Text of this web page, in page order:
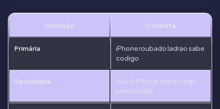
Intenção Consulta
Primária
iPhone roubado ladrao sabe
codigo
Secundária
roubo iPhone com codigo
privacidade